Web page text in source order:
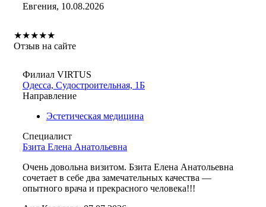
Евгения, 10.08.2026
★★★★★
Отзыв на сайте
Филиал VIRTUS
Одесса, Судостроительная, 1Б
Направление
Эстетическая медицина
Специалист
Бзита Елена Анатольевна
Очень довольна визитом. Бзита Елена Анатольевна
сочетает в себе два замечательных качества —
опытного врача и прекрасного человека!!!